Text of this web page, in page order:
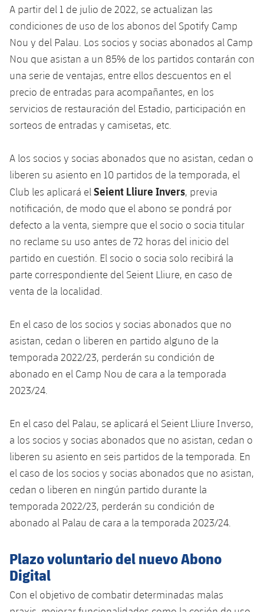
A partir del 1 de julio de 2022, se actualizan las
condiciones de uso de los abonos del Spotify Camp
Nou y del Palau. Los socios y socias abonados al Camp
Nou que asistan a un 85% de los partidos contarán con
una serie de ventajas, entre ellos descuentos en el
precio de entradas para acompañantes, en los
servicios de restauración del Estadio, participación en
sorteos de entradas y camisetas, etc.
A los socios y socias abonados que no asistan, cedan o
liberen su asiento en 10 partidos de la temporada, el
Club les aplicará el Seient Lliure Invers, previa
notificación, de modo que el abono se pondrá por
defecto a la venta, siempre que el socio o socia titular
no reclame su uso antes de 72 horas del inicio del
partido en cuestión. El socio o socia solo recibirá la
parte correspondiente del Seient Lliure, en caso de
venta de la localidad.
En el caso de los socios y socias abonados que no
asistan, cedan o liberen en partido alguno de la
temporada 2022/23, perderán su condición de
abonado en el Camp Nou de cara a la temporada
2023/24.
En el caso del Palau, se aplicará el Seient Lliure Inverso,
a los socios y socias abonados que no asistan, cedan o
liberen su asiento en seis partidos de la temporada. En
el caso de los socios y socias abonados que no asistan,
cedan o liberen en ningún partido durante la
temporada 2022/23, perderán su condición de
abonado al Palau de cara a la temporada 2023/24.
Plazo voluntario del nuevo Abono
Digital
Con el objetivo de combatir determinadas malas